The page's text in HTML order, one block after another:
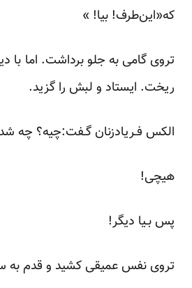
که«این‌طرف! بیا! »
تروی گامی به جلو برداشت. اما با
ریخت. ایستاد‌ و لبش را گزید.
الکس فـریادزنان گـفت:چیه؟ چه
هیچی!
پس بـیا دیگر!
تروی نفس عمیقی‌ کشید‌ و قدم به